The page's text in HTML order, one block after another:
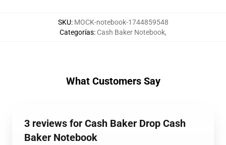
SKU: MOCK-notebook-1744859548
Categorías: Cash Baker Notebook,
What Customers Say
3 reviews for Cash Baker Drop Cash
Baker Notebook